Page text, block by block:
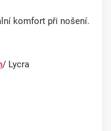
komfort při nošení.
/ Lycra